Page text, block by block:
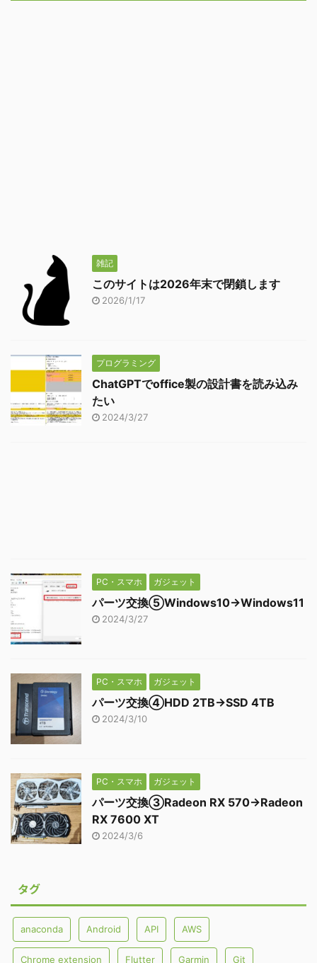
雑記
このサイトは2026年末で閉鎖します
2026/1/17
プログラミング
ChatGPTでoffice製の設計書を読み込み
たい
2024/3/27
PC・スマホ ガジェット
パーツ交換⑤Windows10→Windows11
2024/3/27
PC・スマホ ガジェット
パーツ交換④HDD 2TB→SSD 4TB
2024/3/10
PC・スマホ ガジェット
パーツ交換③Radeon RX 570→Radeon
RX 7600 XT
2024/3/6
タグ
anaconda Android API AWS
Chrome extension Flutter Garmin Git